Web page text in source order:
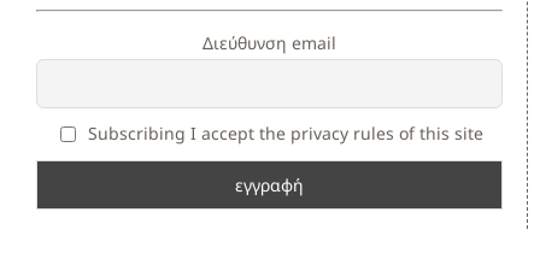
Διεύθυνση email
Subscribing I accept the privacy rules of this site